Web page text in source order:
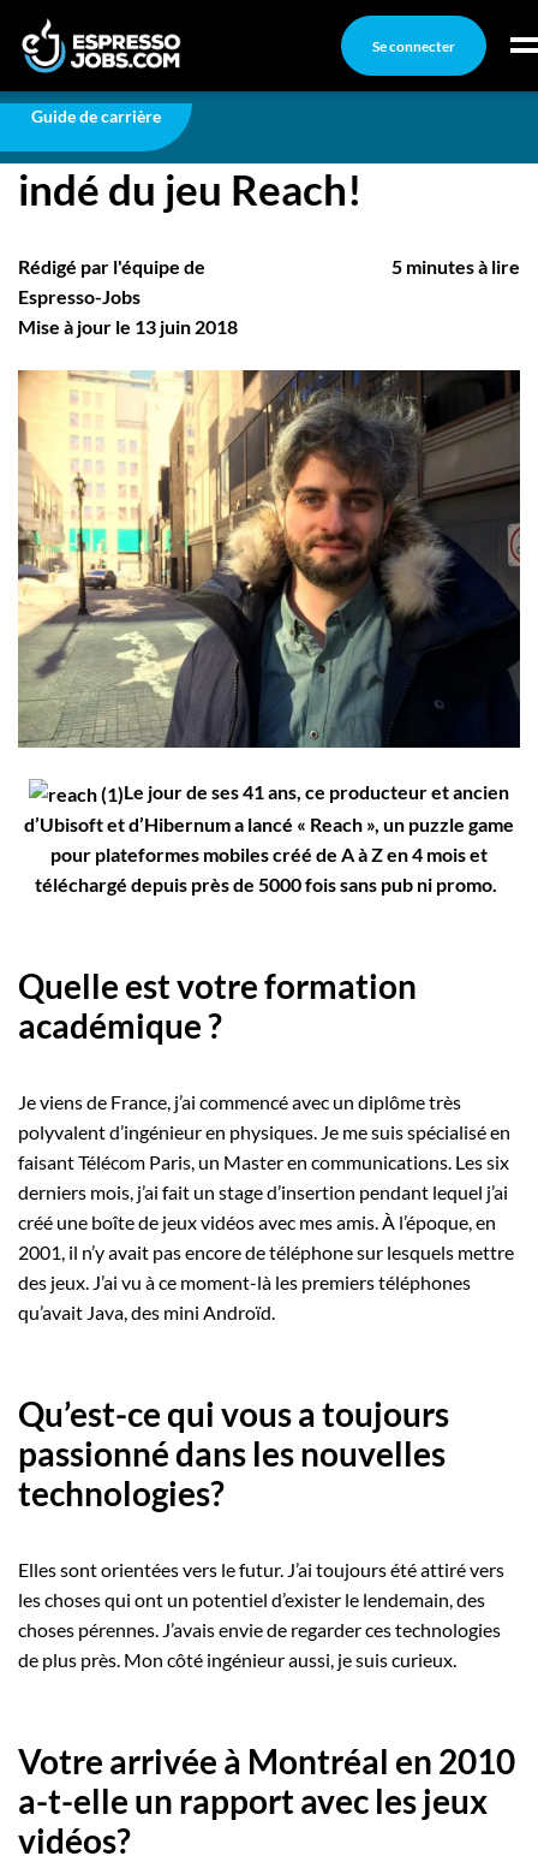
Se connecter
Connexion
Créez un compte
Recherchez un emploi
Compagnies
Ma boîte à outils
Conseils carrière
Nos chroniques
Inscrivez-vous à l'infolettre
Employeurs
Publiez une offre d'emploi
Guide de carrière
Carrière 10 questions au créateur indé du jeu Reach!
10 questions au créateur
indé du jeu Reach!
Rédigé par l'équipe de
Espresso-Jobs
Mise à jour le 13 juin 2018
5 minutes à lire
Le jour de ses 41 ans, ce producteur et ancien
d’Ubisoft et d’Hibernum a lancé « Reach », un puzzle game
pour plateformes mobiles créé de A à Z en 4 mois et
téléchargé depuis près de 5000 fois sans pub ni promo.
Quelle est votre formation
académique ?
Je viens de France, j’ai commencé avec un diplôme très
polyvalent d’ingénieur en physiques. Je me suis spécialisé en
faisant Télécom Paris, un Master en communications. Les six
derniers mois, j’ai fait un stage d’insertion pendant lequel j’ai
créé une boîte de jeux vidéos avec mes amis. À l’époque, en
2001, il n’y avait pas encore de téléphone sur lesquels mettre
des jeux. J’ai vu à ce moment-là les premiers téléphones
qu’avait Java, des mini Androïd.
Qu’est-ce qui vous a toujours
passionné dans les nouvelles
technologies?
Elles sont orientées vers le futur. J’ai toujours été attiré vers
les choses qui ont un potentiel d’exister le lendemain, des
choses pérennes. J’avais envie de regarder ces technologies
de plus près. Mon côté ingénieur aussi, je suis curieux.
Votre arrivée à Montréal en 2010
a-t-elle un rapport avec les jeux
vidéos?